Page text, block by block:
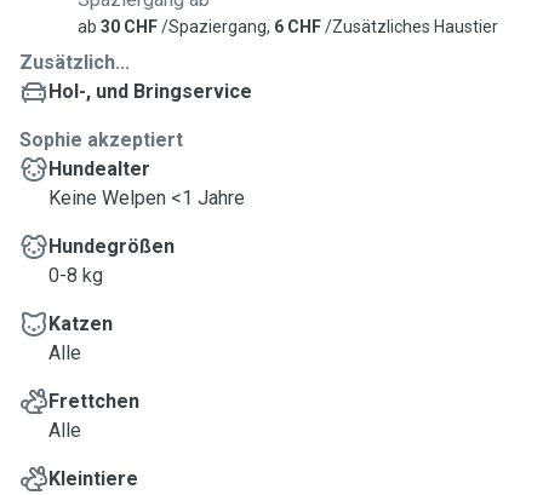
ab 30 CHF/Spaziergang, 6 CHF/Zusätzliches Haustier
Zusätzlich...
Hol-, und Bringservice
Sophie akzeptiert
Hundealter
Keine Welpen <1 Jahre
Hundegrößen
0-8 kg
Katzen
Alle
Frettchen
Alle
Kleintiere